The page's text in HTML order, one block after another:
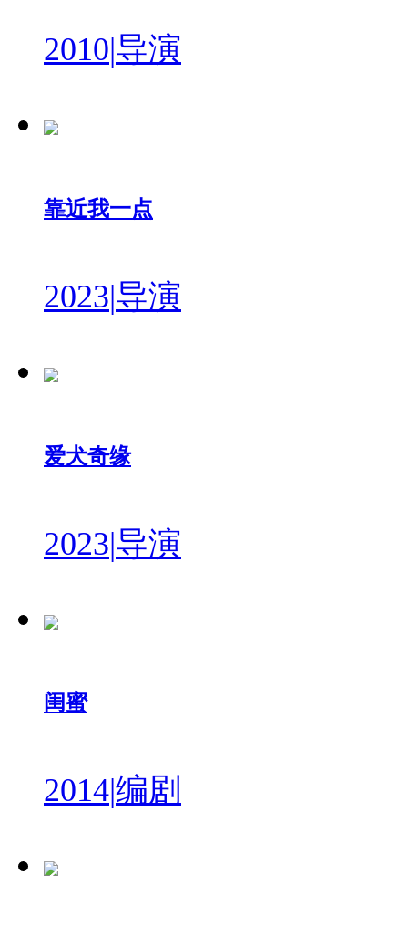
2010|导演
靠近我一点
2023|导演
爱犬奇缘
2023|导演
闺蜜
2014|编剧